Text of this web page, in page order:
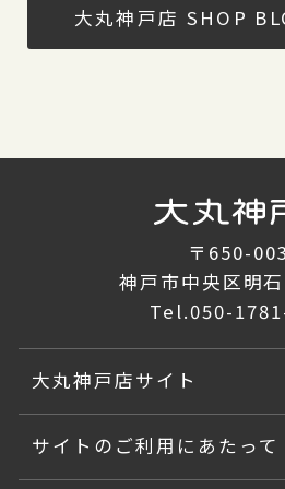
大丸神戸店 SHOP
〒650-
神戸市中央区明
Tel.050-
大丸神戸店サイト
サイトのご利用にあたって